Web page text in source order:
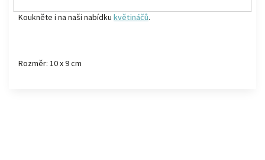
Koukněte i na naši nabídku květináčů.
Rozměr: 10 x 9 cm